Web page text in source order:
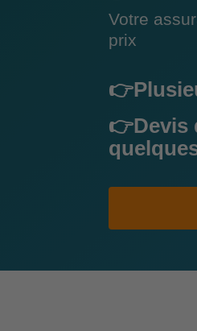
Votre
prix
👉Devis